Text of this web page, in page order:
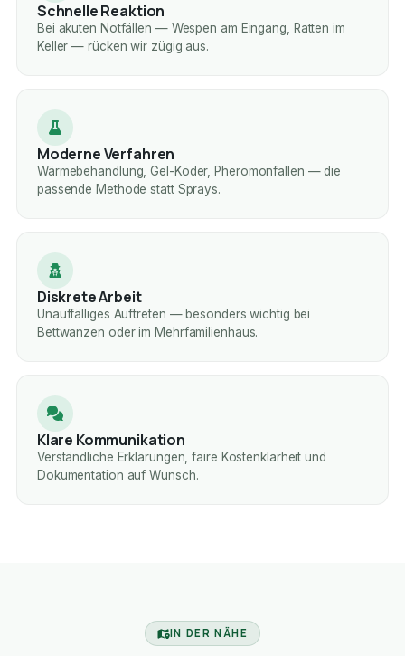
Schnelle Reaktion
Bei akuten Notfällen — Wespen am Eingang, Ratten im
Keller — rücken wir zügig aus.
Moderne Verfahren
Wärmebehandlung, Gel-Köder, Pheromonfallen — die
passende Methode statt Sprays.
Diskrete Arbeit
Unauffälliges Auftreten — besonders wichtig bei
Bettwanzen oder im Mehrfamilienhaus.
Klare Kommunikation
Verständliche Erklärungen, faire Kostenklarheit und
Dokumentation auf Wunsch.
IN DER NÄHE